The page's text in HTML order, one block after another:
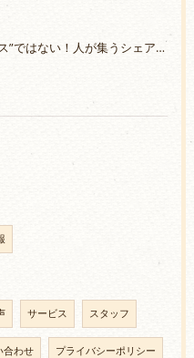
”ただのオフィス”ではない！人が集うシェアオフィスづくり
サービス スタッフ
合わせ プライバシーポリシー